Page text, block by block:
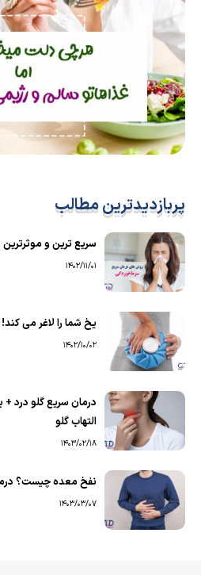
پربازدیدترین مطالب
سریع ترین و
1402/11/01
یخ شما را لاغر می کند!
1402/10/02
درمان سریع گلو درد +
التهاب گلو
1403/02/18
نفخ معده چیست؟
1403/03/07